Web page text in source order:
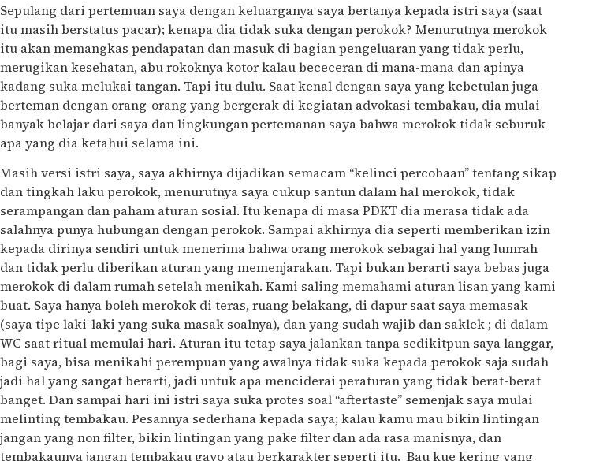
Sepulang dari pertemuan saya dengan keluarganya saya bertanya kepada istri saya (saat
itu masih berstatus pacar); kenapa dia tidak suka dengan perokok? Menurutnya merokok
itu akan memangkas pendapatan dan masuk di bagian pengeluaran yang tidak perlu,
merugikan kesehatan, abu rokoknya kotor kalau bececeran di mana-mana dan apinya
kadang suka melukai tangan. Tapi itu dulu. Saat kenal dengan saya yang kebetulan juga
berteman dengan orang-orang yang bergerak di kegiatan advokasi tembakau, dia mulai
banyak belajar dari saya dan lingkungan pertemanan saya bahwa merokok tidak seburuk
apa yang dia ketahui selama ini.
Masih versi istri saya, saya akhirnya dijadikan semacam “kelinci percobaan” tentang sikap
dan tingkah laku perokok, menurutnya saya cukup santun dalam hal merokok, tidak
serampangan dan paham aturan sosial. Itu kenapa di masa PDKT dia merasa tidak ada
salahnya punya hubungan dengan perokok. Sampai akhirnya dia seperti memberikan izin
kepada dirinya sendiri untuk menerima bahwa orang merokok sebagai hal yang lumrah
dan tidak perlu diberikan aturan yang memenjarakan. Tapi bukan berarti saya bebas juga
merokok di dalam rumah setelah menikah. Kami saling memahami aturan lisan yang kami
buat. Saya hanya boleh merokok di teras, ruang belakang, di dapur saat saya memasak
(saya tipe laki-laki yang suka masak soalnya), dan yang sudah wajib dan saklek ; di dalam
WC saat ritual memulai hari. Aturan itu tetap saya jalankan tanpa sedikitpun saya langgar,
bagi saya, bisa menikahi perempuan yang awalnya tidak suka kepada perokok saja sudah
jadi hal yang sangat berarti, jadi untuk apa menciderai peraturan yang tidak berat-berat
banget. Dan sampai hari ini istri saya suka protes soal “aftertaste” semenjak saya mulai
melinting tembakau. Pesannya sederhana kepada saya; kalau kamu mau bikin lintingan
jangan yang non filter, bikin lintingan yang pake filter dan ada rasa manisnya, dan
tembakaunya jangan tembakau gayo atau berkarakter seperti itu. Bau kue kering yang